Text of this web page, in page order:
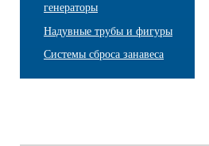
генераторы
Надувные трубы и фигуры
Системы сброса занавеса